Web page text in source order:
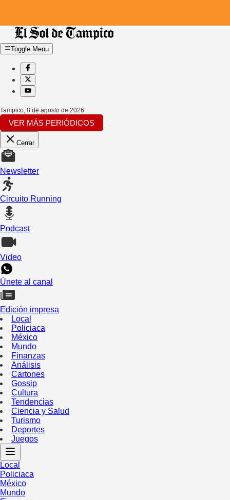
Toggle Menu
Tampico, 8 de agosto de 2026
VER MÁS PERIÓDICOS
Cerrar
Newsletter
Circuito Running
Podcast
Video
Únete al canal
Edición impresa
Local
Policiaca
México
Mundo
Finanzas
Análisis
Cartones
Gossip
Cultura
Tendencias
Ciencia y Salud
Turismo
Deportes
Juegos
Local
Policiaca
México
Mundo